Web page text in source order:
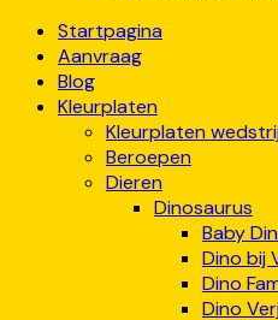
Startpagina
Aanvraag
Blog
Kleurplaten
Kleurplaten
Beroepen
Dieren
Dinosaurus
Baby
Dino bij
Dino
Dino